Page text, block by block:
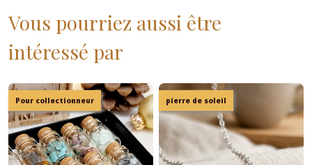
Vous pourriez aussi être
intéressé par
Pour collectionneur pierre de soleil